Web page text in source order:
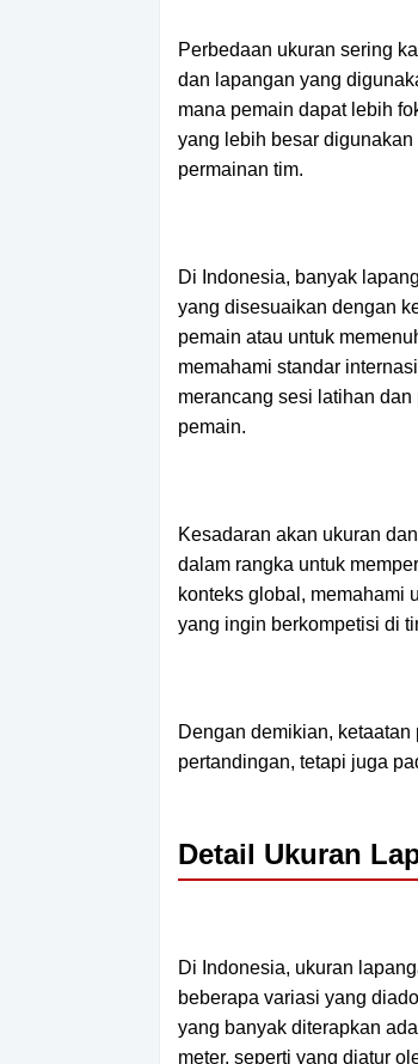
Perbedaan ukuran sering
dan lapangan yang
mana pemain dapat lebih
yang lebih besar
permainan tim.
Di Indonesia, banyak
yang disesuaikan dengan
pemain atau untuk
memahami standar
merancang sesi latihan
pemain.
Kesadaran akan ukuran
dalam rangka untuk
konteks global, memahami
yang ingin berkompetisi di
Dengan demikian,
pertandingan, tetapi juga
Detail Ukuran
Di Indonesia, ukuran
beberapa variasi yang
yang banyak diterapkan
meter, seperti yang diatur